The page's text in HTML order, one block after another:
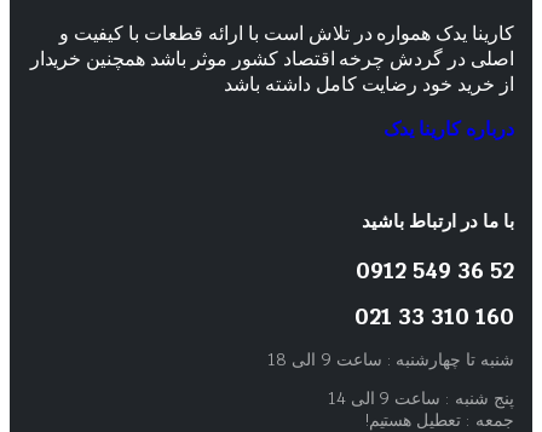
کارینا یدک همواره در تلاش است با ارائه قطعات با کیفیت و
اصلی در گردش چرخه اقتصاد کشور موثر باشد همچنین خریدار
از خرید خود رضایت کامل داشته باشد
درباره کارینا یدک
با ما در ارتباط باشید
52 36 549 0912
160 310 33 021
شنبه تا چهارشنبه : ساعت 9 الی 18
پنج شنبه : ساعت 9 الی 14
جمعه : تعطیل هستیم!